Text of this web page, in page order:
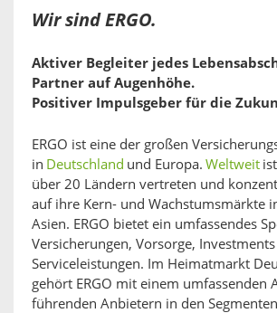
Wir sind ERGO.
Aktiver Begleiter jedes
Partner auf Augenhöhe.
Positiver Impulsgeber für die
ERGO ist eine der großen
in Deutschland und Europa. Weltweit
über 20 Ländern vertreten und
auf ihre Kern- und Wachstumsmärkte
Asien. ERGO bietet ein umfassendes
Versicherungen, Vorsorge,
Serviceleistungen. Im Heimatmarkt
gehört ERGO mit einem umfassenden
führenden Anbietern in den